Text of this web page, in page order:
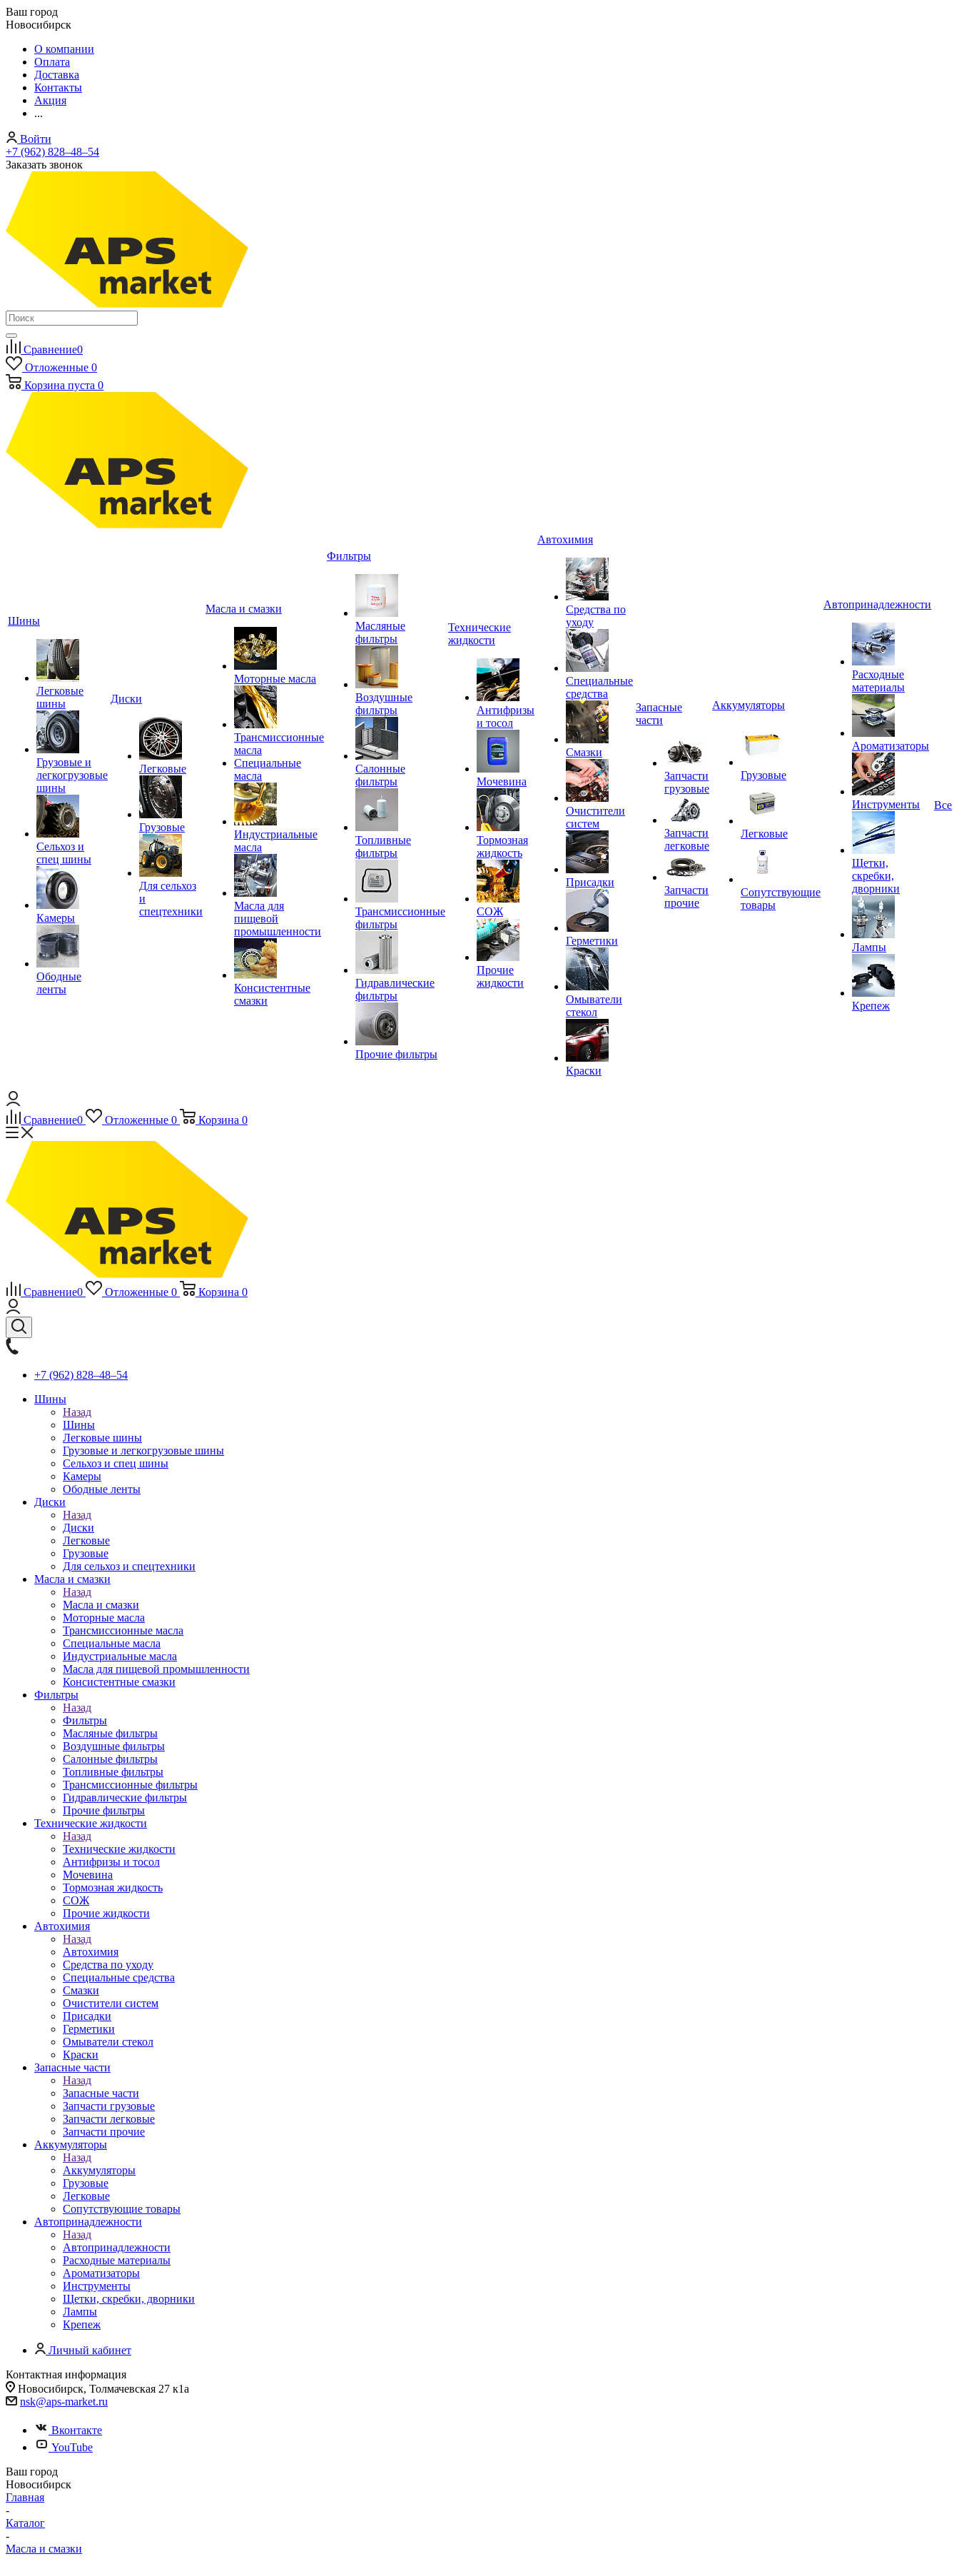
Ваш город
Новосибирск
О компании
Оплата
Доставка
Контакты
Акция
...
Войти
+7 (962) 828‒48‒54
Заказать звонок
Сравнение0
Отложенные 0
Корзина пуста 0
Шины
Легковые
шины
Грузовые и
легкогрузовые
шины
Сельхоз и
спец шины
Камеры
Ободные
ленты
Диски
Легковые
Грузовые
Для сельхоз
и
спецтехники
Масла и смазки
Моторные масла
Трансмиссионные
масла
Специальные
масла
Индустриальные
масла
Масла для
пищевой
промышленности
Консистентные
смазки
Фильтры
Масляные
фильтры
Воздушные
фильтры
Салонные
фильтры
Топливные
фильтры
Трансмиссионные
фильтры
Гидравлические
фильтры
Прочие фильтры
Технические
жидкости
Антифризы
и тосол
Мочевина
Тормозная
жидкость
СОЖ
Прочие
жидкости
Автохимия
Средства по
уходу
Специальные
средства
Смазки
Очистители
систем
Присадки
Герметики
Омыватели
стекол
Краски
Запасные
части
Запчасти
грузовые
Запчасти
легковые
Запчасти
прочие
Аккумуляторы
Грузовые
Легковые
Сопутствующие
товары
Автопринадлежности
Расходные
материалы
Ароматизаторы
Инструменты
Щетки,
скребки,
дворники
Лампы
Крепеж
Все
Сравнение0 Отложенные 0 Корзина 0
Сравнение0 Отложенные 0 Корзина 0
+7 (962) 828‒48‒54
Шины
Назад
Шины
Легковые шины
Грузовые и легкогрузовые шины
Сельхоз и спец шины
Камеры
Ободные ленты
Диски
Назад
Диски
Легковые
Грузовые
Для сельхоз и спецтехники
Масла и смазки
Назад
Масла и смазки
Моторные масла
Трансмиссионные масла
Специальные масла
Индустриальные масла
Масла для пищевой промышленности
Консистентные смазки
Фильтры
Назад
Фильтры
Масляные фильтры
Воздушные фильтры
Салонные фильтры
Топливные фильтры
Трансмиссионные фильтры
Гидравлические фильтры
Прочие фильтры
Технические жидкости
Назад
Технические жидкости
Антифризы и тосол
Мочевина
Тормозная жидкость
СОЖ
Прочие жидкости
Автохимия
Назад
Автохимия
Средства по уходу
Специальные средства
Смазки
Очистители систем
Присадки
Герметики
Омыватели стекол
Краски
Запасные части
Назад
Запасные части
Запчасти грузовые
Запчасти легковые
Запчасти прочие
Аккумуляторы
Назад
Аккумуляторы
Грузовые
Легковые
Сопутствующие товары
Автопринадлежности
Назад
Автопринадлежности
Расходные материалы
Ароматизаторы
Инструменты
Щетки, скребки, дворники
Лампы
Крепеж
Личный кабинет
Контактная информация
Новосибирск, Толмачевская 27 к1а
nsk@aps-market.ru
Вконтакте
YouTube
Ваш город
Новосибирск
Главная
-
Каталог
-
Масла и смазки